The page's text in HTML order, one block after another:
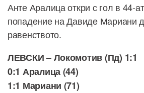
Анте Аралица откри с гол в 44-
попадение на Давиде Мариани
равенството.
ЛЕВСКИ – Локомотив (Пд) 1:1
0:1 Аралица (44)
1:1 Мариани (71)